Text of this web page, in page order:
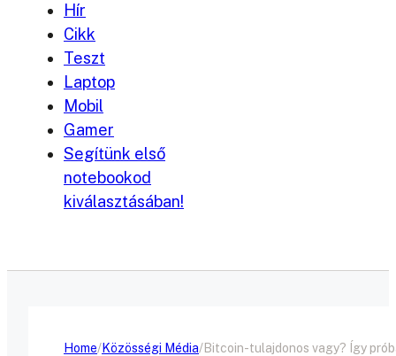
Hír
Cikk
Teszt
Laptop
Mobil
Gamer
Segítünk első
notebookod
kiválasztásában!
Home Közösségi Média Bitcoin-tulajdonos vagy? Így